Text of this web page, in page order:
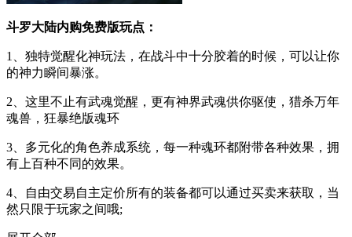
斗罗大陆内购免费版玩点：
1、独特觉醒化神玩法，在战斗中十分胶着的时候，可以让你
的神力瞬间暴涨。
2、这里不止有武魂觉醒，更有神界武魂供你驱使，猎杀万年
魂兽，狂暴绝版魂环
3、多元化的角色养成系统，每一种魂环都附带各种效果，拥
有上百种不同的效果。
4、自由交易自主定价所有的装备都可以通过买卖来获取，当
然只限于玩家之间哦;